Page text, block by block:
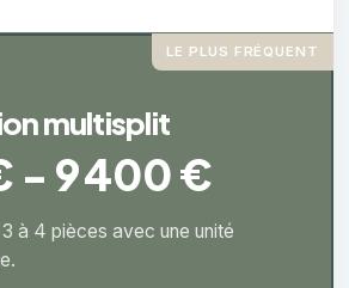
LE PLUS FRÉQUENT
multisplit
- 9 400 €
3 à 4 pièces avec une unité